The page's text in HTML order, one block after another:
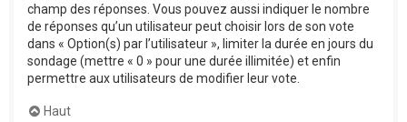
champ des réponses. Vous pouvez aussi indiquer le nombre
de réponses qu’un utilisateur peut choisir lors de son vote
dans « Option(s) par l’utilisateur », limiter la durée en jours du
sondage (mettre « 0 » pour une durée illimitée) et enfin
permettre aux utilisateurs de modifier leur vote.
Haut